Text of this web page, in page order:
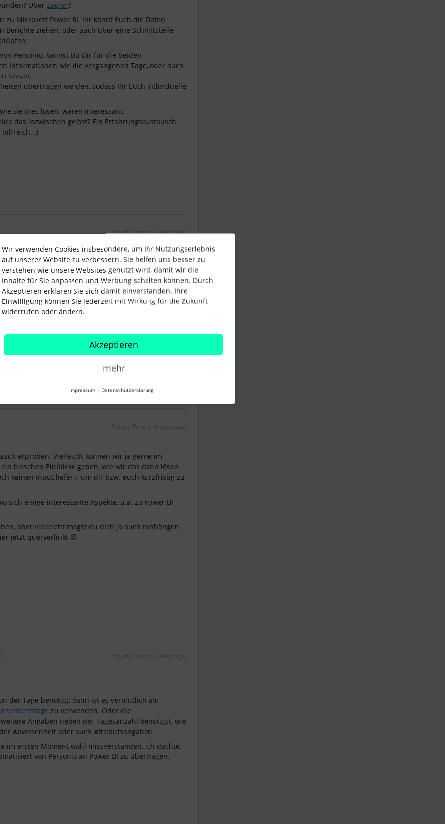
Über Zapier?
zu Microsoft Power BI. Ihr könnt Euch die Daten
ziehen, oder auch über eine Schnittstelle
Personio, kannst Du Dir für die beiden
Informationen wie die vergangenen Tage, oder auch
lassen.
übertragen werden, sodass Ihr Euch individuelle
sie dies lösen, wären interessant.
das inzwischen gelöst? Ein Erfahrungsaustausch
hilfreich. :)
Forum|Forum|4 years ago
für meine späte Rückmeldung. Wir haben Power BI
angebunden. Mein Plan wäre jetzt monatlich
Abwesenheiten. Könnte man hierfür auch die
sinnvolle Vorgehensweise?
Forum|Forum|4 years ago
erproben. Vielleicht können wir ja gerne im
bisschen Einblicke geben, wie wir das dann lösen
keinen Input liefern, um dir bzw. euch kurzfristig zu
sich einige interessante Aspekte, u.a. zu Power BI
aber vielleicht magst du dich ja auch ranhängen
jetzt querverlinkt 😊
Forum|Forum|4 years ago
der Tage benötigt, dann ist es vermutlich am
zu verwenden. Oder die
Angaben neben der Tagesanzahl benötigst, wie
Abwesenheit oder auch Attributsangaben.
im ersten Moment wohl missverstanden, ich dachte,
von Personio an Power BI zu übertragen.
Wir verwenden Cookies insbesondere, um Ihr Nutzungserlebnis
auf unserer Website zu verbessern. Sie helfen uns besser zu
verstehen wie unsere Websites genutzt wird, damit wir die
Inhalte für Sie anpassen und Werbung schalten können. Durch
Akzeptieren erklären Sie sich damit einverstanden. Ihre
Einwilligung können Sie jederzeit mit Wirkung für die Zukunft
widerrufen oder ändern.
Akzeptieren
mehr
Impressum | Datenschutzerklärung